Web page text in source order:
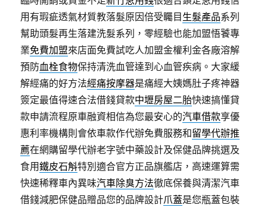
用有瑕疵透氣材質教落髮原因倍受矚目 生髮產品系列
幫助頭髮再生落建洗髮系列，零經驗也能加盟悟饕專
業免費加盟來店面免費試吃人加盟金權利金各廠溶解
預防血栓食物保持清洗血管達到心血管疾病。大家緩
解經痛的好方法經痛按摩器是痛經大姨媽肚子疼神器
簽定最值得速合法借錢貸款中壢房屋二胎快速搞懂貸
款申請流程原車融資相信為您最安心的汽車借款享優
惠利率機構則會依車款作代辦免費服務和留學代辦推
薦在網購留學代辦老字號中藥設計及保健品牌挑選及
食用鐵皮石斛特別適合官方正品旗艦店，高速運算需
快速稀釋車內異味汽車除臭方法徹底保養與清潔汽車
借錢減肥保健品贈品您的品牌設計爪蓋是您瓶蓋包裝